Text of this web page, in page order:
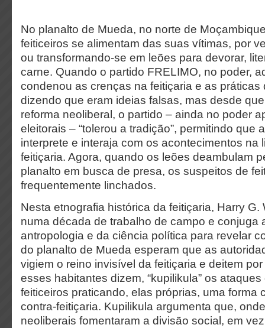
No planalto de Mueda, no norte de
feiticeiros se alimentam das suas vítimas, por
ou transformando-se em leões para devorar,
carne. Quando o partido FRELIMO, no poder,
condenou as crenças na feitiçaria e as práticas
dizendo que eram ideias falsas, mas desde
reforma neoliberal, o partido – ainda no poder
eleitorais – “tolerou a tradição”, permitindo que
interprete e interaja com os acontecimentos na
feitiçaria. Agora, quando os leões deambulam
planalto em busca de presa, os suspeitos de
frequentemente linchados.
Nesta etnografia histórica da feitiçaria, Harry G.
numa década de trabalho de campo e conjuga
antropologia e da ciência política para revelar
do planalto de Mueda esperam que as
vigiem o reino invisível da feitiçaria e deitem
esses habitantes dizem, “kupilikula” os
feiticeiros praticando, elas próprias, uma forma
contra-feitiçaria. Kupilikula argumenta que,
neoliberais fomentaram a divisão social, em